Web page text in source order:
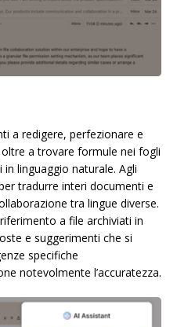
a redigere, perfezionare e
a trovare formule nei fogli
linguaggio naturale. Agli
tradurre interi documenti e
tra lingue diverse.
a file archiviati in
e suggerimenti che si
specifiche
notevolmente l’accuratezza.